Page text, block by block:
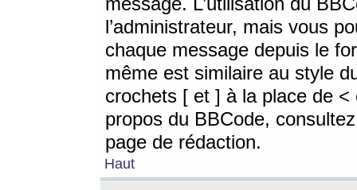
l’administrateur, mais vous
chaque message depuis le
même est similaire au style
crochets [ et ] à la place de <
propos du BBCode,
page de rédaction.
Haut